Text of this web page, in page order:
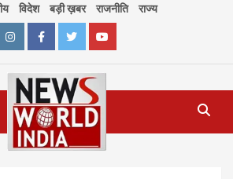
विदेश बड़ी ख़बर राजनीति राज्य
InstagramFacebookTwitterYoutube